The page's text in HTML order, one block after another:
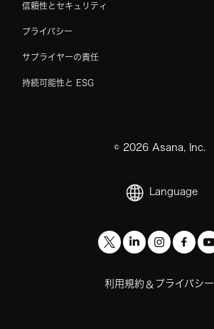
信頼性とセキュリティ
プライバシー
サプライヤーの責任
持続可能性と ESG
© 2026Asana, Inc.
Language
利用規約 & プライバシー